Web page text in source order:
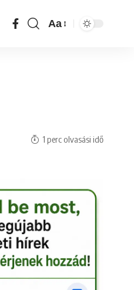
Aa
1 perc olvasási idő